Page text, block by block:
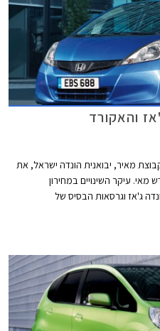
והאקורד
מאיר, יבואנית הונדה ישראל, את
עיקר השינויים במחירון
ג'אז וגרסאות הבסיס של